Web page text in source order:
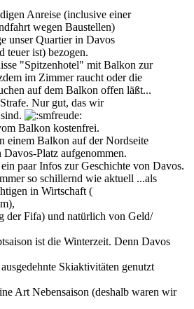
Anreise (inclusive einer
wegen Baustellen)
unser Quartier in Davos
teuer ist) bezogen.
"Spitzenhotel" mit Balkon zur
im Zimmer raucht oder die
auf dem Balkon offen läßt...
Nur gut, das wir
Balkon kostenfrei.
einem Balkon auf der Nordseite
Platz aufgenommen.
paar Infos zur Geschichte von Davos.
so schillernd wie aktuell ...als
in Wirtschaft (
der Fifa) und natürlich von Geld/
ist die Winterzeit. Denn Davos
Skiaktivitäten genutzt
Art Nebensaison (deshalb waren wir